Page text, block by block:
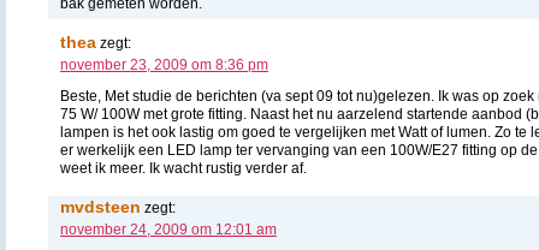
thea zegt:
november 23, 2009 om 8:36 pm
Beste, Met studie de berichten (va sept 09 tot nu)gelezen. Ik was op
75 W/ 100W met grote fitting. Naast het nu aarzelend startende aanbod
lampen is het ook lastig om goed te vergelijken met Watt of lumen. Zo te
er werkelijk een LED lamp ter vervanging van een 100W/E27 fitting op
weet ik meer. Ik wacht rustig verder af.
mvdsteen zegt:
november 24, 2009 om 12:01 am